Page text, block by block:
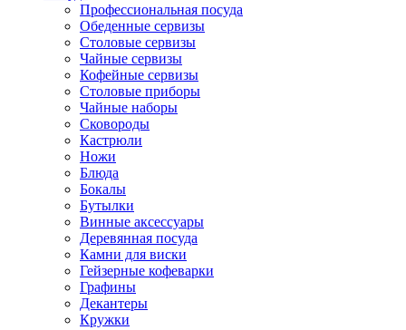
Профессиональная посуда
Обеденные сервизы
Столовые сервизы
Чайные сервизы
Кофейные сервизы
Столовые приборы
Чайные наборы
Сковороды
Кастрюли
Ножи
Блюда
Бокалы
Бутылки
Винные аксессуары
Деревянная посуда
Камни для виски
Гейзерные кофеварки
Графины
Декантеры
Кружки